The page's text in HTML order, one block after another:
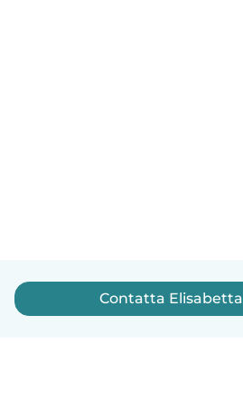
Contatta Elisabetta